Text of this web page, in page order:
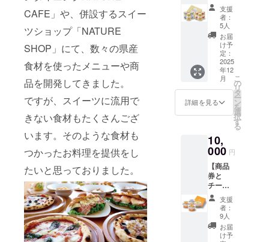
CAFE」や、併設するスイー
ツショップ「NATURE
SHOP」にて、数々の県産
食材を使ったメニューや商
品を開発してきました。
ですが、スイーツに流用で
きない食材もたくさんござ
います。そのような食材も
つかったお料理を提供をし
たいと思っておりました。
と
NATUR
E SHOP
でのお
買い物
にご利
用いた
だけま
す。1枚
ずつの
利用が
の交換
はでき
ませ
ん。お
つりは
でませ
ん。 ・
指定の
ご住所
に発送
いたし
プリン
のセッ
ト】
『商品
券』
3000円
（1000
円×3
枚） ・
イタリ
アンダ
イニン
NATUR
E
CAFE(
ラン
チ・
ディ
ナー)と
NATUR
E SHOP
でのお
買い物
支援
者：
5人
お届
け予
定：
2025
年12
月
詳細を見る
こ
の
リ
タ
ー
ン
を
選
択
す
る
10,
000 円
【商品
券と
チーズ
ケーキ
のセッ
ト】
『商品
券』
支援
者：
9人
お届
け予